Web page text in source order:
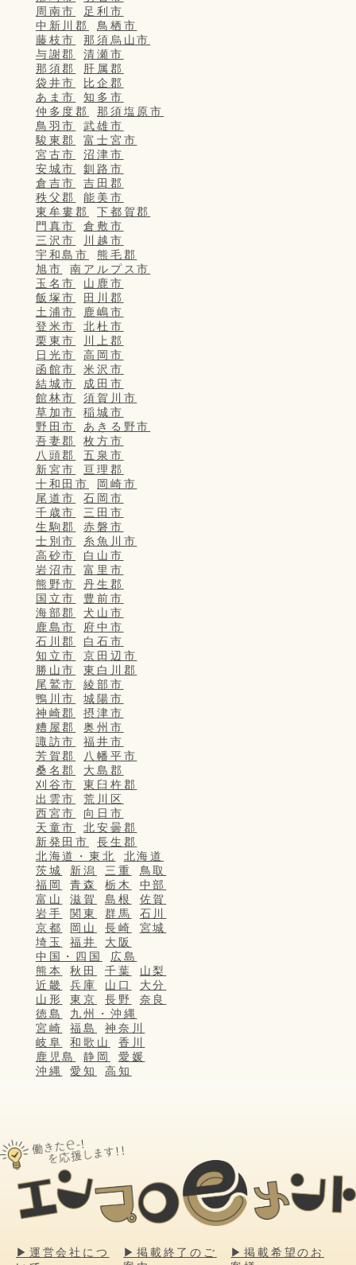
周南市
足利市
中新川郡
鳥栖市
藤枝市
那須烏山市
与謝郡
清瀬市
那須郡
肝属郡
袋井市
比企郡
あま市
知多市
仲多度郡
那須塩原市
鳥羽市
武雄市
駿東郡
富士宮市
宮古市
沼津市
安城市
釧路市
倉吉市
吉田郡
秩父郡
能美市
東牟婁郡
下都賀郡
門真市
倉敷市
三沢市
川越市
宇和島市
熊毛郡
旭市
南アルプス市
玉名市
山鹿市
飯塚市
田川郡
土浦市
鹿嶋市
登米市
北杜市
栗東市
川上郡
日光市
高岡市
函館市
米沢市
結城市
成田市
館林市
須賀川市
草加市
稲城市
野田市
あきる野市
吾妻郡
枚方市
八頭郡
五泉市
新宮市
亘理郡
十和田市
岡崎市
尾道市
石岡市
千歳市
三田市
生駒郡
赤磐市
士別市
糸魚川市
高砂市
白山市
岩沼市
富里市
熊野市
丹生郡
国立市
豊前市
海部郡
犬山市
鹿島市
府中市
石川郡
白石市
知立市
京田辺市
勝山市
東白川郡
尾鷲市
綾部市
鴨川市
城陽市
神崎郡
摂津市
糟屋郡
奥州市
諏訪市
福井市
芳賀郡
八幡平市
桑名郡
大島郡
刈谷市
東臼杵郡
出雲市
荒川区
西宮市
向日市
天童市
北安曇郡
新発田市
長生郡
北海道・東北
北海道
茨城
新潟 三重
鳥取
福岡
青森 栃木
中部
富山
滋賀 島根
佐賀
岩手
関東 群馬
石川
京都
岡山 長崎
宮城
埼玉
福井
大阪
中国・四国
広島
熊本
秋田 千葉
山梨
近畿
兵庫 山口
大分
山形
東京 長野
奈良
徳島
九州・沖縄
宮崎
福島
神奈川
岐阜
和歌山
香川
鹿児島
静岡
愛媛
沖縄
愛知 高知
▶運営会社につ
▶掲載終了のご
▶掲載希望のお